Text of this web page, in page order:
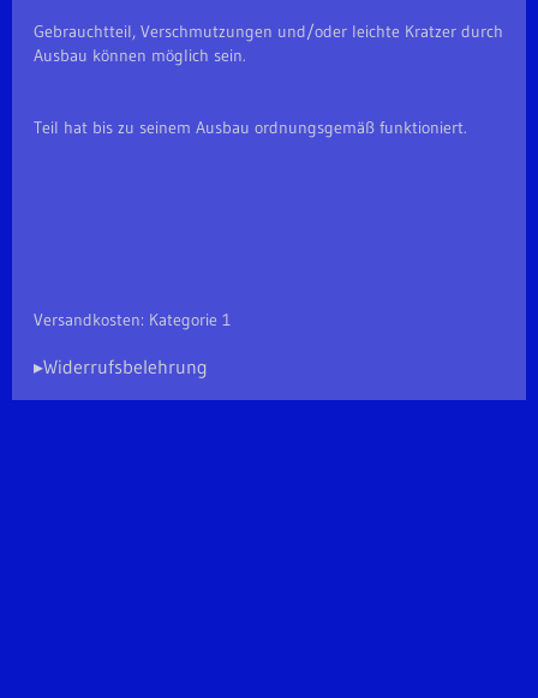
Gebrauchtteil, Verschmutzungen und/oder leichte Kratzer durch
Ausbau können möglich sein.
Teil hat bis zu seinem Ausbau ordnungsgemäß funktioniert.
Versandkosten: Kategorie 1
▸Widerrufsbelehrung